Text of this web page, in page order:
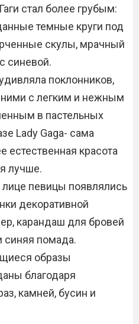
стал более грубым:
темные круги под
скулы, мрачный
синевой.
поклонников,
с легким и нежным
в пастельных
Lady Gaga- сама
естественная красота
лучше.
певицы появлялись
декоративной
карандаш для бровей
синяя помада.
образы
благодаря
камней, бусин и